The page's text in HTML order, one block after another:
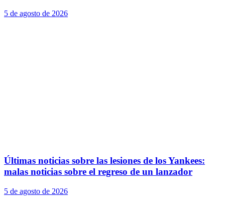
5 de agosto de 2026
Últimas noticias sobre las lesiones de los Yankees:
malas noticias sobre el regreso de un lanzador
5 de agosto de 2026